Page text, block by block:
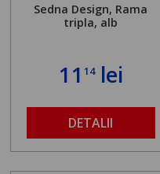
Sedna Design, Rama
tripla, alb
11 14lei
DETALII